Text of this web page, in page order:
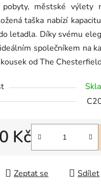
pobyty, městské
taška nabízí
letadla. Díky svému
společníkem na
od The
Kč
Zeptat se Sdílet